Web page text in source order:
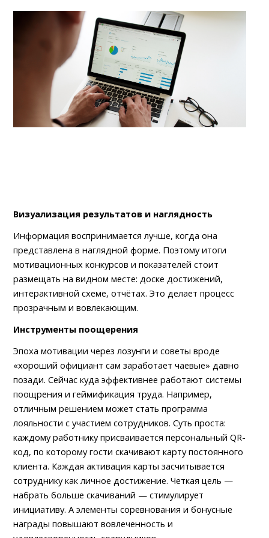
Визуализация результатов и наглядность
Информация воспринимается лучше, когда она
представлена в наглядной форме. Поэтому итоги
мотивационных конкурсов и показателей стоит
размещать на видном месте: доске достижений,
интерактивной схеме, отчётах. Это делает процесс
прозрачным и вовлекающим.
Инструменты поощерения
Эпоха мотивации через лозунги и советы вроде
«хороший официант сам заработает чаевые» давно
позади. Сейчас куда эффективнее работают системы
поощрения и геймификация труда. Например,
отличным решением может стать программа
лояльности с участием сотрудников. Суть проста:
каждому работнику присваивается персональный QR-
код, по которому гости скачивают карту постоянного
клиента. Каждая активация карты засчитывается
сотруднику как личное достижение. Четкая цель —
набрать больше скачиваний — стимулирует
инициативу. А элементы соревнования и бонусные
награды повышают вовлеченность и